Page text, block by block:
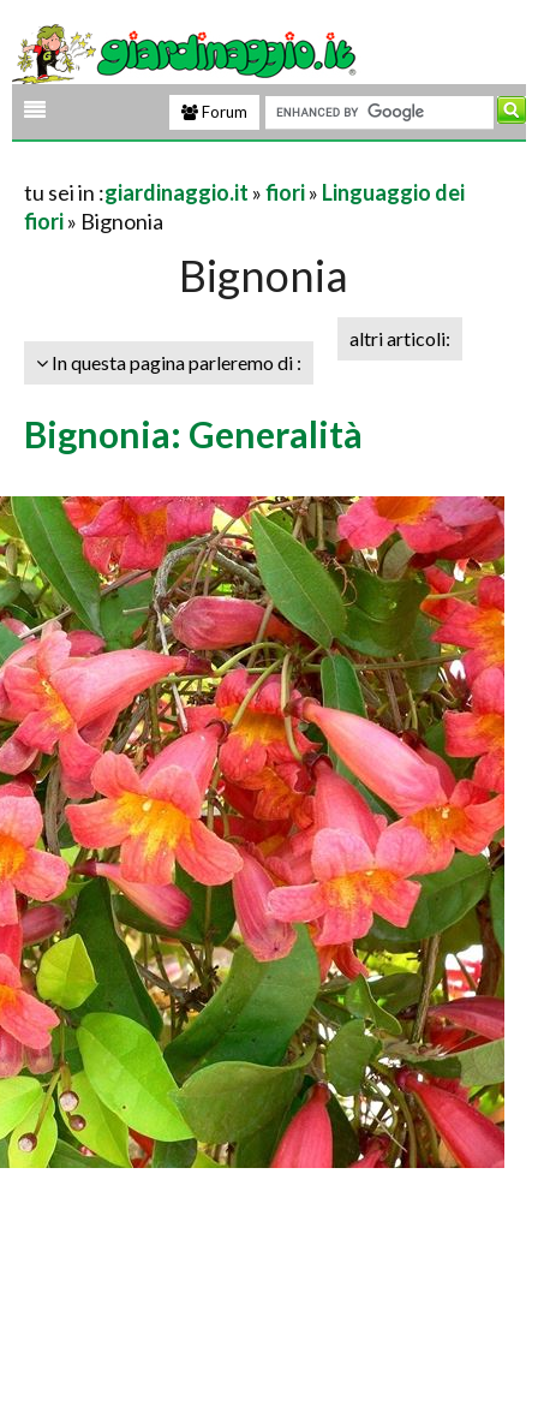
Forum
tu sei in :giardinaggio.it »fiori» Linguaggio dei
fiori» Bignonia
Bignonia
In questa pagina parleremo di :
altri articoli:
Bignonia: Generalità